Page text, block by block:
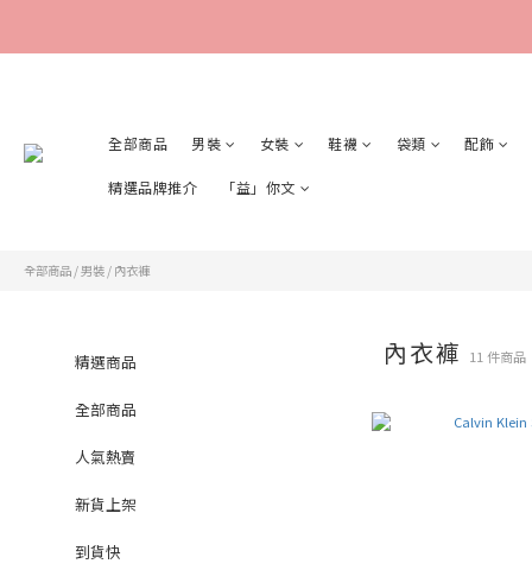
全部商品 男裝 女裝 鞋襪 袋類 配飾
精選品牌推介 「益」你文
全部商品 /男裝 / 內衣褲
精選商品
全部商品
人氣熱賣
新貨上架
到貨快
內衣褲 11 件商品